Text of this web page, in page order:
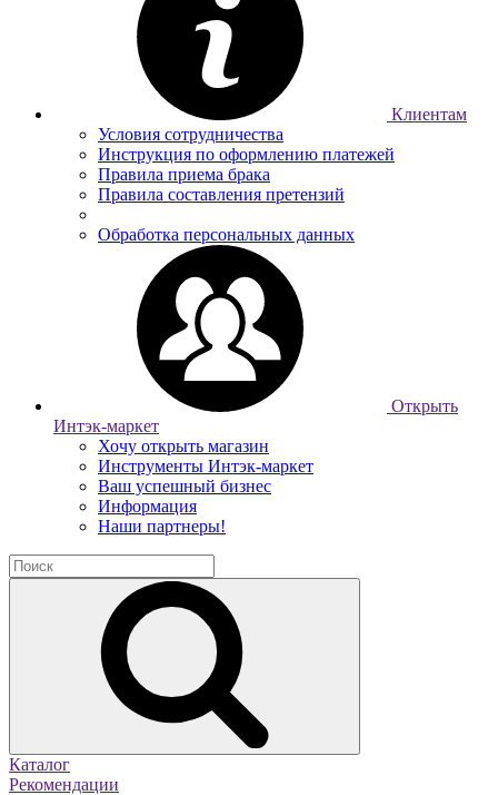
Клиентам
Условия сотрудничества
Инструкция по оформлению платежей
Правила приема брака
Правила составления претензий
Обработка персональных данных
Открыть
Интэк-маркет
Хочу открыть магазин
Инструменты Интэк-маркет
Ваш успешный бизнес
Информация
Наши партнеры!
Каталог
Рекомендации